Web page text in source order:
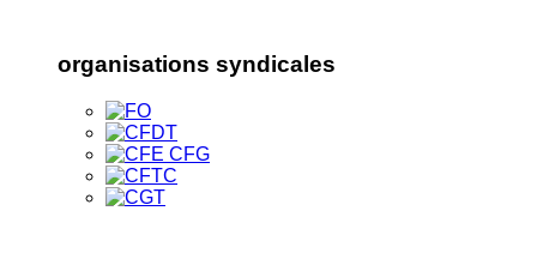
organisations syndicales